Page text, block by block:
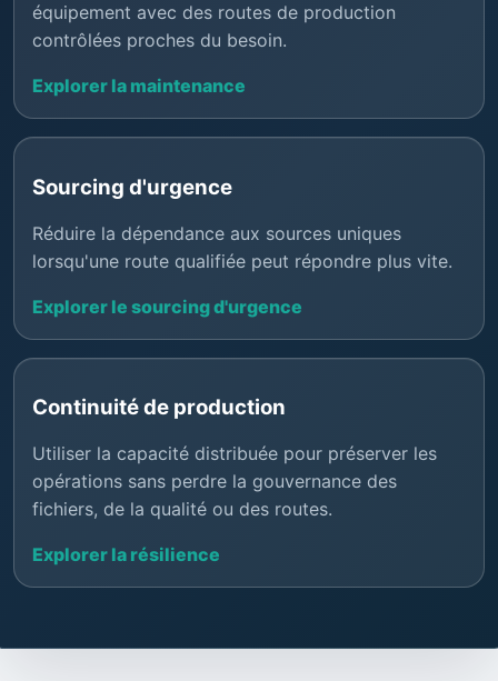
équipement avec des routes de production
contrôlées proches du besoin.
Explorer la maintenance
Sourcing d'urgence
Réduire la dépendance aux sources uniques
lorsqu'une route qualifiée peut répondre plus vite.
Explorer le sourcing d'urgence
Continuité de production
Utiliser la capacité distribuée pour préserver les
opérations sans perdre la gouvernance des
fichiers, de la qualité ou des routes.
Explorer la résilience